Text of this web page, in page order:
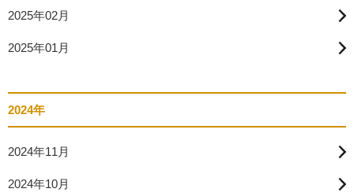
2025年02月
2025年01月
2024年
2024年11月
2024年10月